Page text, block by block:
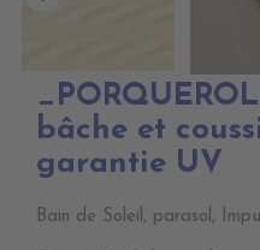
bâche et
garantie UV
Bain de Soleil, parasol,